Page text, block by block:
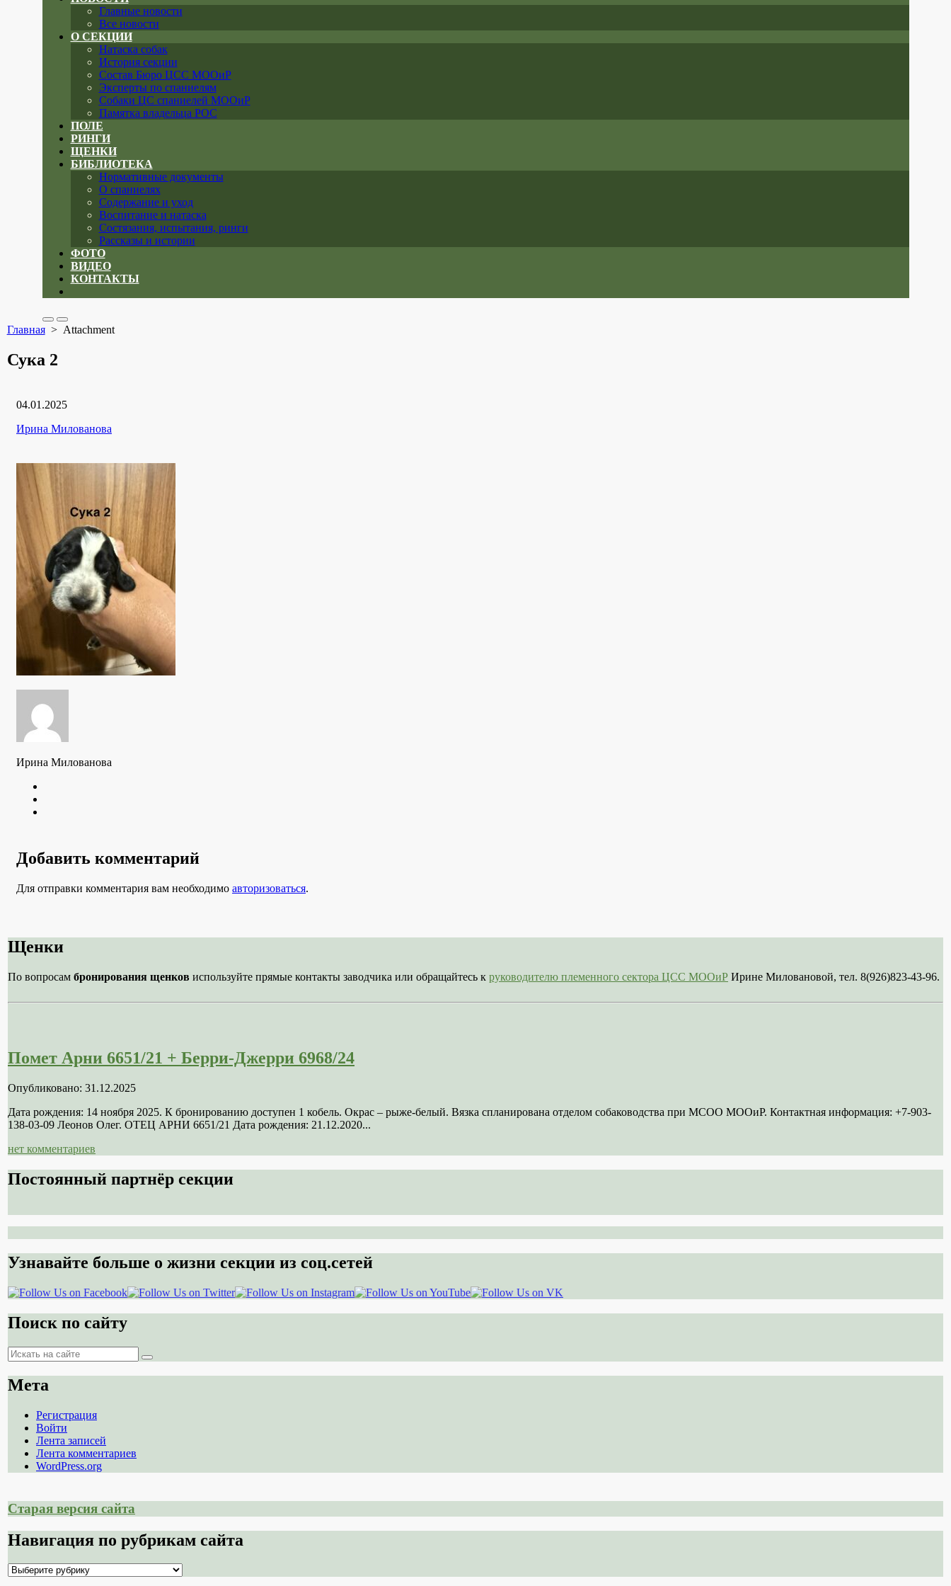
Главные новости
Все новости
О СЕКЦИИ
Натаска собак
История секции
Состав Бюро ЦСС МООиР
Эксперты по спаниелям
Собаки ЦС спаниелей МООиР
Памятка владельца РОС
ПОЛЕ
РИНГИ
ЩЕНКИ
БИБЛИОТЕКА
Нормативные документы
О спаниелях
Содержание и уход
Воспитание и натаска
Состязания, испытания, ринги
Рассказы и истории
ФОТО
ВИДЕО
КОНТАКТЫ
menu
Search
Toggle
Меню
Главная> Attachment
Сука 2
Дата
04.01.2025
Рубрики
Автор
Ирина Милованова
Ирина Милованова
Добавить комментарий
Для отправки комментария вам необходимо авторизоваться.
Щенки
По вопросам бронирования щенков используйте прямые контакты заводчика или обращайтесь к руководителю племенного сектора ЦСС МООиР Ирине Миловановой, тел. 8(926)823-43-96.
Помет Арни 6651/21 + Берри-Джерри 6968/24
Опубликовано: 31.12.2025
Дата рождения: 14 ноября 2025. К бронированию доступен 1 кобель. Окрас – рыже-белый. Вязка спланирована отделом собаководства при МСОО МООиР. Контактная информация: +7-903-
138-03-09 Леонов Олег. ОТЕЦ АРНИ 6651/21 Дата рождения: 21.12.2020...
нет комментариев
Постоянный партнёр секции
Узнавайте больше о жизни секции из соц.сетей
Поиск по сайту
Поиск
Поиск
Мета
Регистрация
Войти
Лента записей
Лента комментариев
WordPress.org
Старая версия сайта
Навигация по рубрикам сайта
Навигация